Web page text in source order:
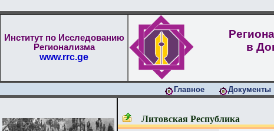
Институт по Исследованию
Регионализма
www.rrc.ge
в
Главное Документы
Литовская Республика